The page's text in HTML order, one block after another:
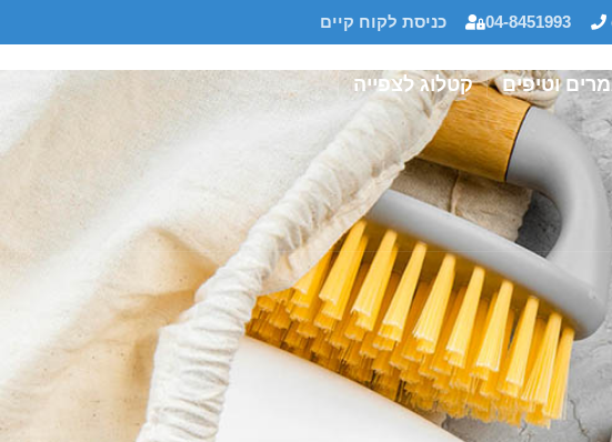
04-8451993 כניסת לקוח קיים
וטיפים קטלוג לצפייה